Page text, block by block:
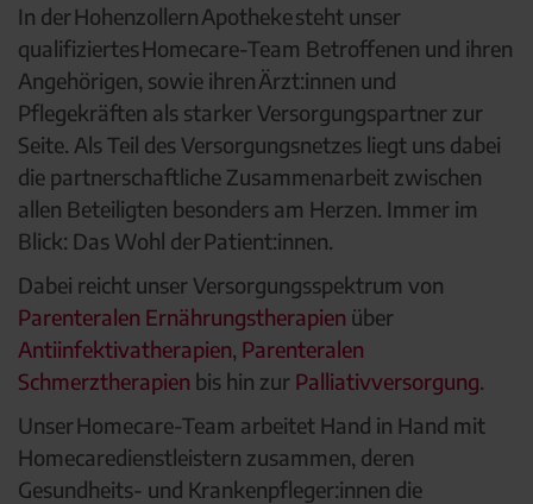
In der Hohenzollern Apotheke steht unser
qualifiziertes Homecare-Team Betroffenen und ihren
Angehörigen, sowie ihren Ärzt:innen und
Pflegekräften als starker Versorgungspartner zur
Seite. Als Teil des Versorgungsnetzes liegt uns dabei
die partnerschaftliche Zusammenarbeit zwischen
allen Beteiligten besonders am Herzen. Immer im
Blick: Das Wohl der Patient:innen.
Dabei reicht unser Versorgungsspektrum von
Parenteralen Ernährungstherapien über
Antiinfektivatherapien, Parenteralen
Schmerztherapien bis hin zur Palliativversorgung.
Unser Homecare-Team arbeitet Hand in Hand mit
Homecaredienstleistern zusammen, deren
Gesundheits- und Krankenpfleger:innen die